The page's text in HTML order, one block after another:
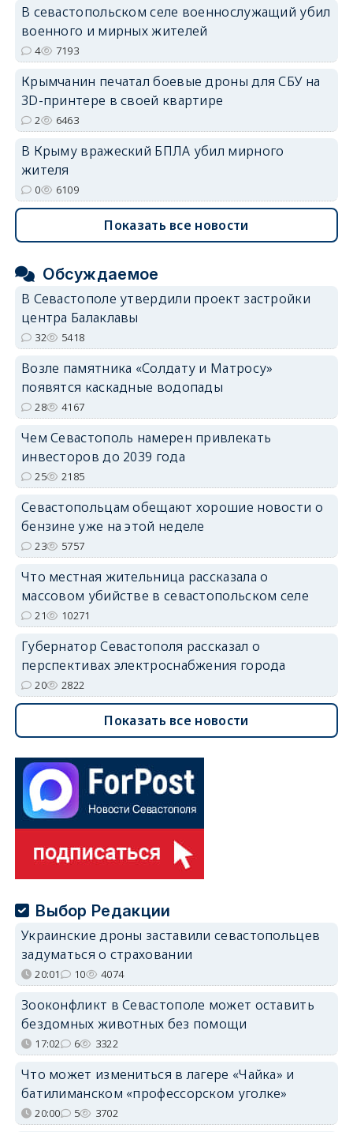
В севастопольском селе военнослужащий убил
военного и мирных жителей
4 7193
Крымчанин печатал боевые дроны для СБУ на
3D-принтере в своей квартире
2 6463
В Крыму вражеский БПЛА убил мирного
жителя
0 6109
Показать все новости
Обсуждаемое
В Севастополе утвердили проект застройки
центра Балаклавы
32 5418
Возле памятника «Солдату и Матросу»
появятся каскадные водопады
28 4167
Чем Севастополь намерен привлекать
инвесторов до 2039 года
25 2185
Севастопольцам обещают хорошие новости о
бензине уже на этой неделе
23 5757
Что местная жительница рассказала о
массовом убийстве в севастопольском селе
21 10271
Губернатор Севастополя рассказал о
перспективах электроснабжения города
20 2822
Показать все новости
Выбор Редакции
Украинские дроны заставили севастопольцев
задуматься о страховании
20:01 10 4074
Зооконфликт в Севастополе может оставить
бездомных животных без помощи
17:02 6 3322
Что может измениться в лагере «Чайка» и
батилиманском «профессорском уголке»
20:00 5 3702